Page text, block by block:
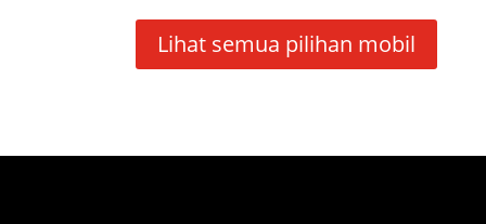
Lihat semua pilihan mobil